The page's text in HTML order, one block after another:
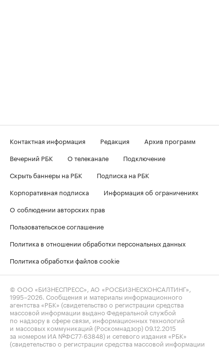
Контактная информация Редакция
Архив программ
Вечерний РБК
О телеканале
Подключение
Скрыть баннеры на РБК
Подписка на РБК
Корпоративная подписка
Информация об ограничениях
О соблюдении авторских прав
Пользовательское соглашение
Политика в отношении обработки персональных данных
Политика обработки файлов cookie
© ООО «БИЗНЕСПРЕСС», АО «РОСБИЗНЕСКОНСАЛТИНГ»,
1995–2026 . Сообщения и материалы информационного
агентства «РБК» (свидетельство о регистрации средства
массовой информации выдано Федеральной службой
по надзору в сфере связи, информационных технологий
и массовых коммуникаций (Роскомнадзор) 09.12.2015
за номером ИА №ФС77-63848) и сетевого издания «РБК»
(свидетельство о регистрации средства массовой информации